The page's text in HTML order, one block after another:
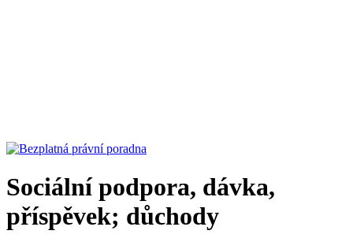
Sociální podpora, dávka,
příspěvek; důchody